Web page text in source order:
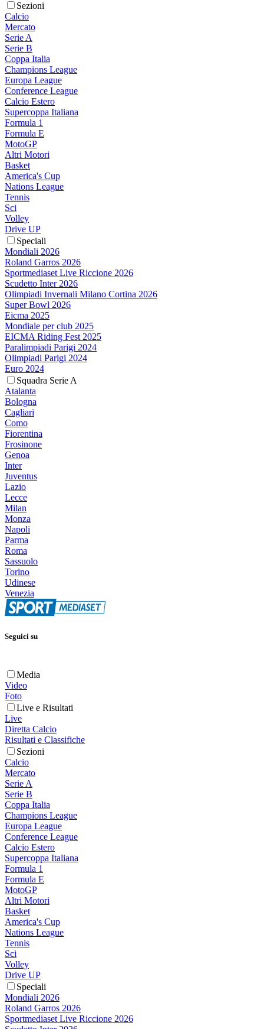
Sezioni
Calcio
Mercato
Serie A
Serie B
Coppa Italia
Champions League
Europa League
Conference League
Calcio Estero
Supercoppa Italiana
Formula 1
Formula E
MotoGP
Altri Motori
Basket
America's Cup
Nations League
Tennis
Sci
Volley
Drive UP
Speciali
Mondiali 2026
Roland Garros 2026
Sportmediaset Live Riccione 2026
Scudetto Inter 2026
Olimpiadi Invernali Milano Cortina 2026
Super Bowl 2026
Eicma 2025
Mondiale per club 2025
EICMA Riding Fest 2025
Paralimpiadi Parigi 2024
Olimpiadi Parigi 2024
Euro 2024
Squadra Serie A
Atalanta
Bologna
Cagliari
Como
Fiorentina
Frosinone
Genoa
Inter
Juventus
Lazio
Lecce
Milan
Monza
Napoli
Parma
Roma
Sassuolo
Torino
Udinese
Venezia
Seguici su
Media
Video
Foto
Live e Risultati
Live
Diretta Calcio
Risultati e Classifiche
Sezioni
Calcio
Mercato
Serie A
Serie B
Coppa Italia
Champions League
Europa League
Conference League
Calcio Estero
Supercoppa Italiana
Formula 1
Formula E
MotoGP
Altri Motori
Basket
America's Cup
Nations League
Tennis
Sci
Volley
Drive UP
Speciali
Mondiali 2026
Roland Garros 2026
Sportmediaset Live Riccione 2026